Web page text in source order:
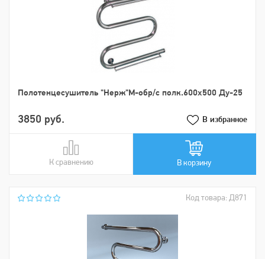
Пoлoтенцеcушитель "Нерж"М-обр/с полк.600х500 Ду-25
3850 руб. В избранное
К сравнению
В сравнении В корзину
Код товара: Д871